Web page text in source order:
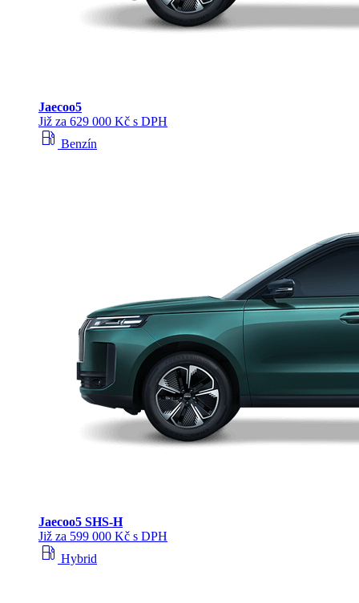
Jaecoo5
Již za 629 000 Kč s DPH
local_gas_station Benzín
Jaecoo5 SHS-H
Již za 599 000 Kč s DPH
local_gas_station Hybrid